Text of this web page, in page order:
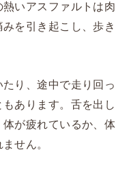
いアスファルトは肉
を引き起こし、歩き
り、途中で走り回っ
あります。舌を出し
が疲れているか、体
せん。